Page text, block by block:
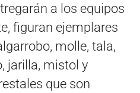
a los equipos
figuran ejemplares
molle, tala,
jarilla, mistol y
que son